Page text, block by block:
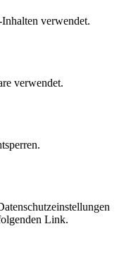
verwendet.
verwendet.
Link.